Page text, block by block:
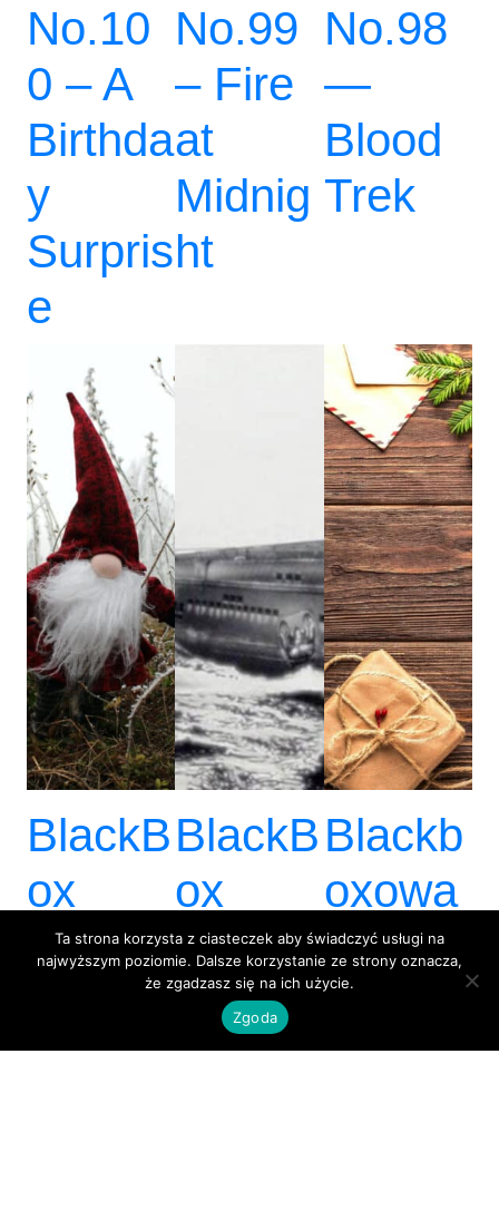
No.10
0 – A
Birthda
y
Surpris
e
No.99
– Fire
at
Midnig
ht
No.98
—
Blood
Trek
BlackB
ox
No.97
Xmas
BlackB
ox
No.96
– Złote
Rende
Blackb
oxowa
Poczta
Świąte
czna II
Ta strona korzysta z ciasteczek aby świadczyć usługi na
najwyższym poziomie. Dalsze korzystanie ze strony oznacza,
że zgadzasz się na ich użycie.
Zgoda